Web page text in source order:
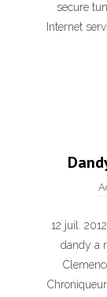
secure
Internet
12 juil.
dandy a